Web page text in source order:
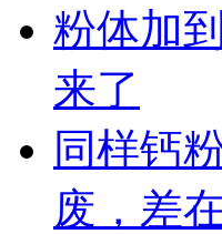
粉体加
来了
同样钙
废，差